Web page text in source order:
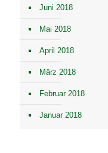
Juni 2018
Mai 2018
April 2018
März 2018
Februar 2018
Januar 2018